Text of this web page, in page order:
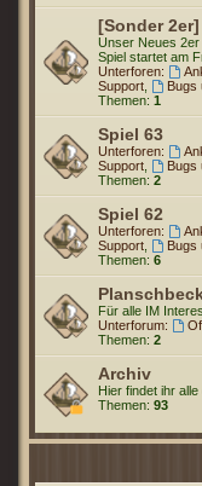
[Sonder
Unser Neues 2er
Spiel startet am
Unterforen:
Support
Bugs
Themen: 1
Spiel 63
Unterforen:
Support
Bugs
Themen: 2
Spiel 62
Unterforen:
Support
Bugs
Themen: 6
Für alle IM
Unterforum:
Themen: 2
Archiv
Hier findet ihr
Themen: 93